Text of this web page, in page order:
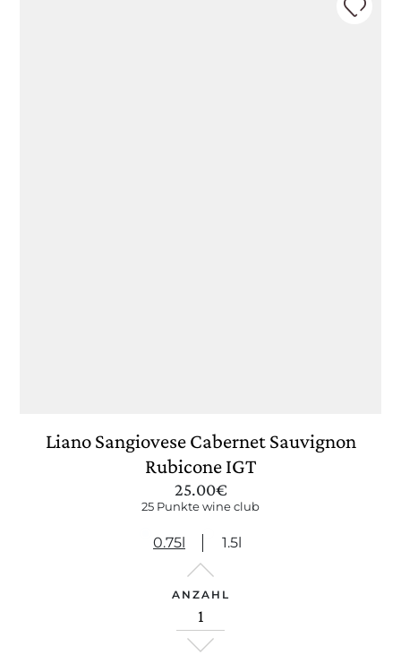
Liano Sangiovese Cabernet Sauvignon
Rubicone IGT
25.00€
25 Punkte wine club
0.75l 1.5l
ANZAHL